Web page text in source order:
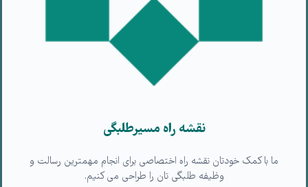
نقشه راه مسیرطلبگی
ما با کمک خودتان نقشه راه اختصاصی برای انجام مهمترین رسالت و
وظیفه طلبگی تان را طراحی می کنیم.